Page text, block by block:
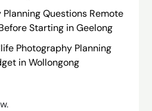
Questions Remote
Starting in Geelong
Photography Planning
in Wollongong